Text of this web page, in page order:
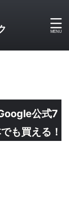
公式7
も買える！